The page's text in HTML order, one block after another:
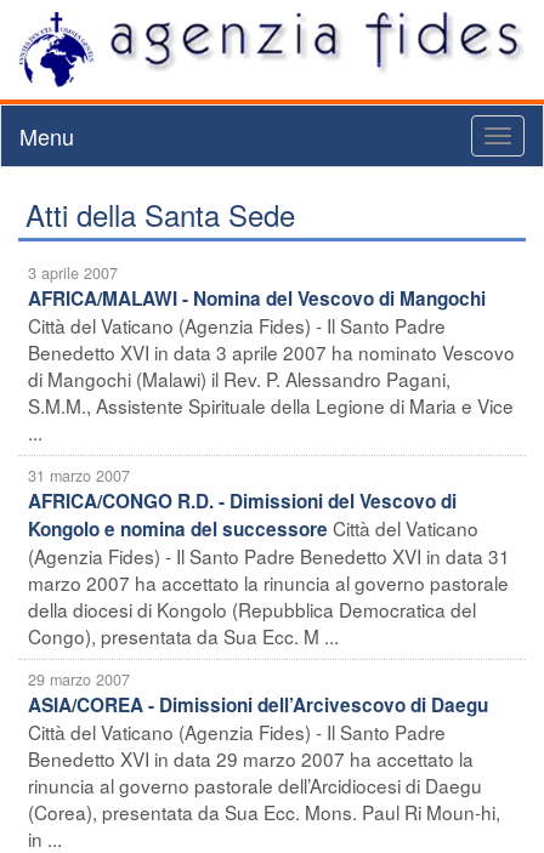
Menu
Atti della Santa Sede
3 aprile 2007
AFRICA/MALAWI - Nomina del Vescovo di Mangochi
Città del Vaticano (Agenzia Fides) - Il Santo Padre
Benedetto XVI in data 3 aprile 2007 ha nominato Vescovo
di Mangochi (Malawi) il Rev. P. Alessandro Pagani,
S.M.M., Assistente Spirituale della Legione di Maria e Vice
...
31 marzo 2007
AFRICA/CONGO R.D. - Dimissioni del Vescovo di
Kongolo e nomina del successore Città del Vaticano
(Agenzia Fides) - Il Santo Padre Benedetto XVI in data 31
marzo 2007 ha accettato la rinuncia al governo pastorale
della diocesi di Kongolo (Repubblica Democratica del
Congo), presentata da Sua Ecc. M ...
29 marzo 2007
ASIA/COREA - Dimissioni dell’Arcivescovo di Daegu
Città del Vaticano (Agenzia Fides) - Il Santo Padre
Benedetto XVI in data 29 marzo 2007 ha accettato la
rinuncia al governo pastorale dell’Arcidiocesi di Daegu
(Corea), presentata da Sua Ecc. Mons. Paul Ri Moun-hi,
in ...